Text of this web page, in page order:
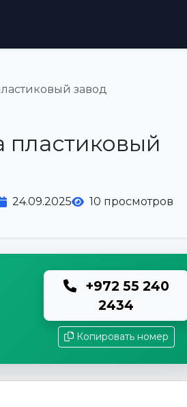
завод
пластиковый
24.09.2025 10 просмотров
+972 55 240
2434
Копировать номер